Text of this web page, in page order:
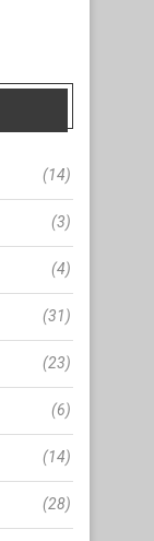
(14)
(3)
(4)
(31)
(23)
(6)
(14)
(28)